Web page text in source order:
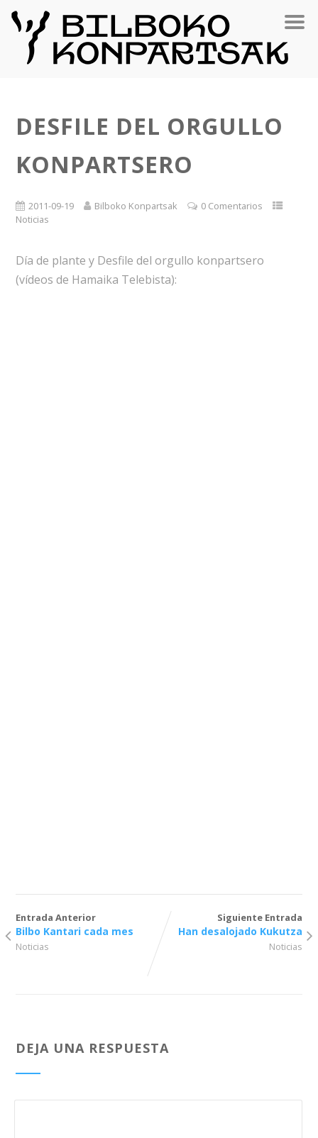
DESFILE DEL ORGULLO
KONPARTSERO
2011-09-19 Bilboko Konpartsak
0 Comentarios
Noticias
Día de plante y Desfile del orgullo konpartsero
(vídeos de Hamaika Telebista):
Entrada Anterior
Bilbo Kantari cada mes
Noticias
Siguiente Entrada
Han desalojado Kukutza
Noticias
DEJA UNA RESPUESTA